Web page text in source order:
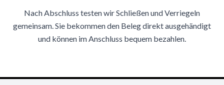
Nach Abschluss testen wir Schließen und Verriegeln
gemeinsam. Sie bekommen den Beleg direkt ausgehändigt
und können im Anschluss bequem bezahlen.